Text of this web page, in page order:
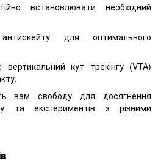
встановлювати необхідний
для оптимального
кут трекінгу (VTA)
вам свободу для досягнення
та експериментів з різними